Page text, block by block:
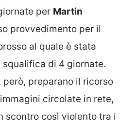
per Martin
provvedimento per il
al quale è stata
squalifica di 4 giornate.
però, preparano il ricorso
circolate in rete,
scontro così violento tra i